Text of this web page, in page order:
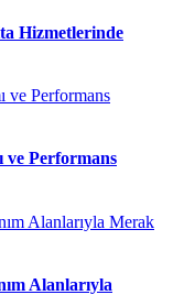
Hizmetlerinde
ve Performans
Alanlarıyla